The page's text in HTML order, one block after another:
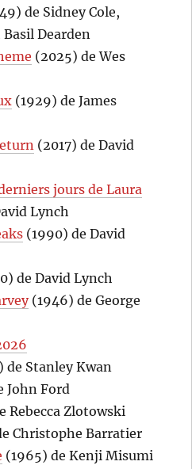
de Sidney Cole,
Dearden
(2025) de Wes
(1929) de James
(2017) de David
jours de Laura
Lynch
(1990) de David
de David Lynch
(1946) de George
de Stanley Kwan
John Ford
Rebecca Zlotowski
Christophe Barratier
(1965) de Kenji Misumi